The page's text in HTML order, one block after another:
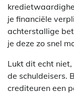
je financiële
achterstallige
je deze zo snel
Lukt dit echt
de schuldeisers.
crediteuren een